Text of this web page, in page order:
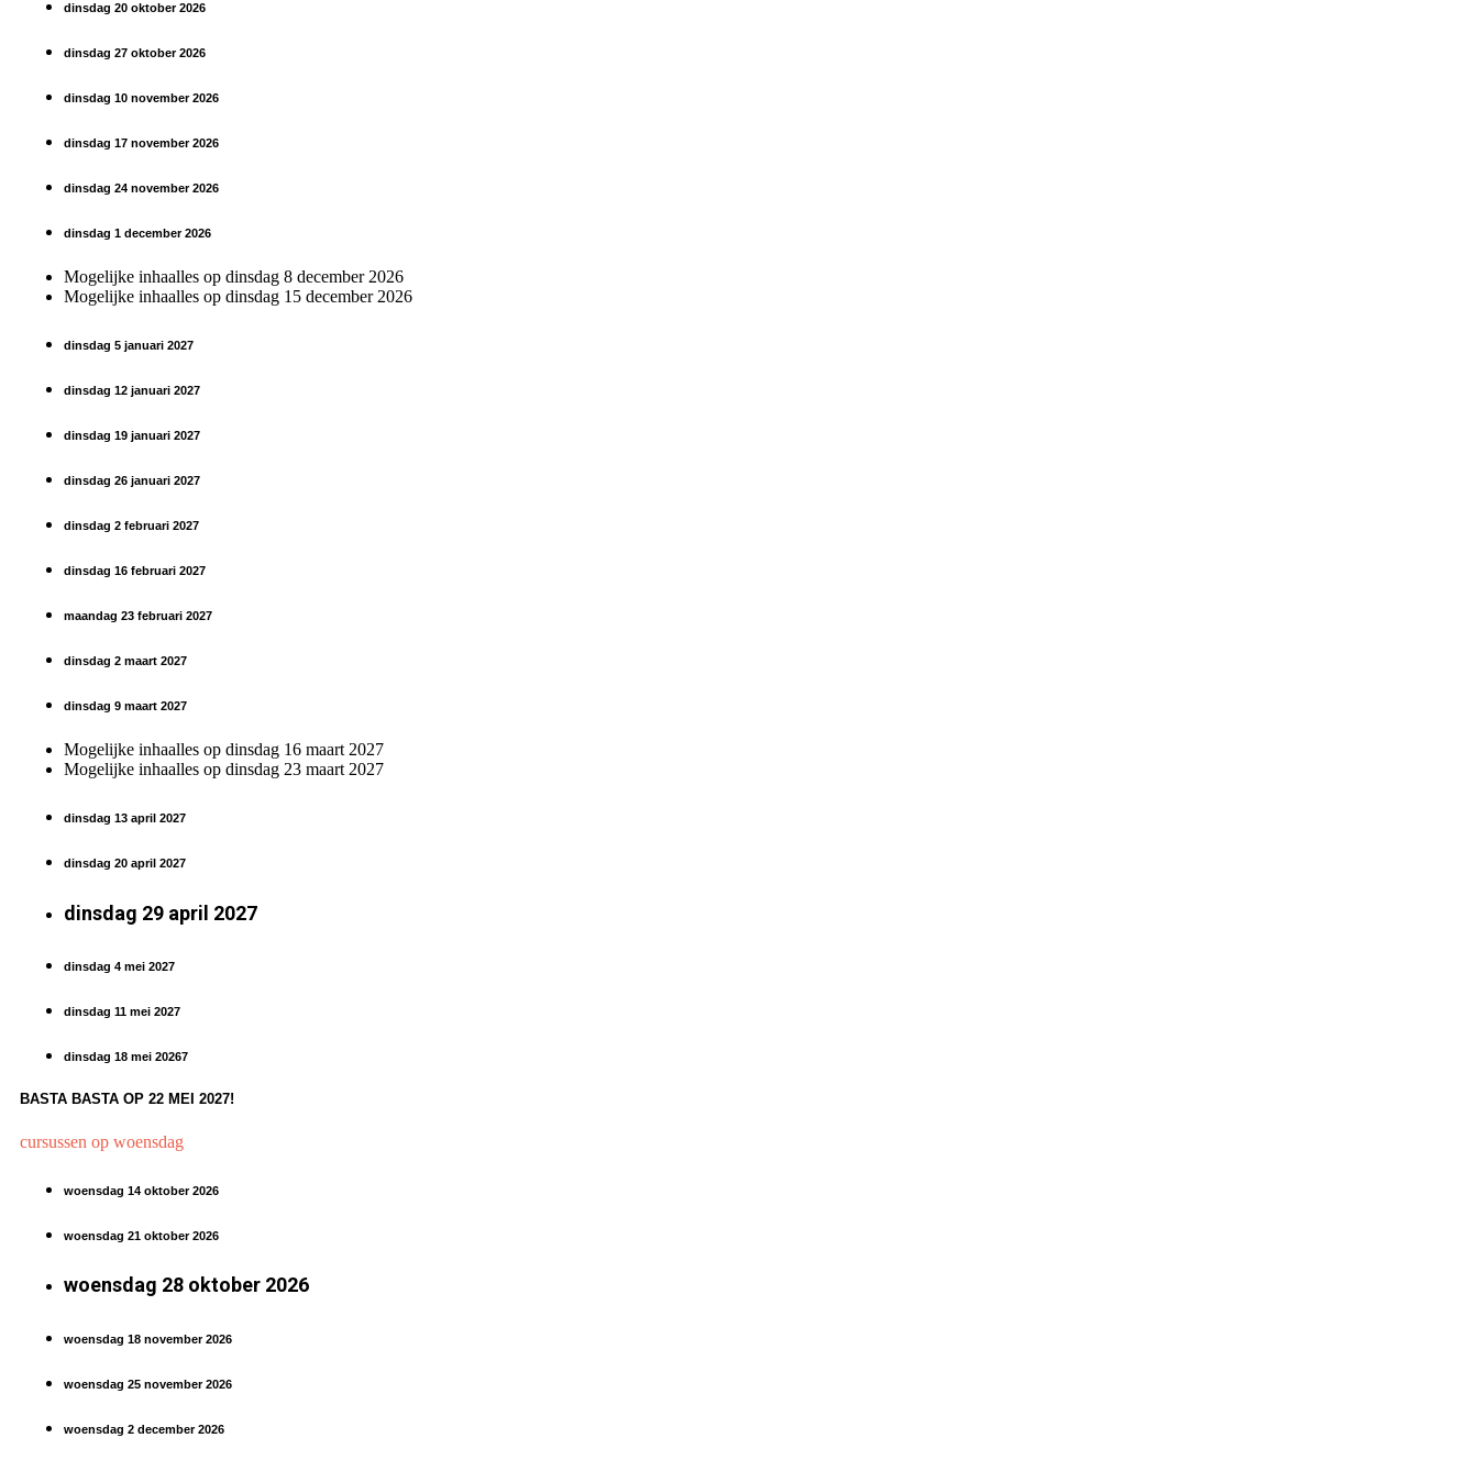
dinsdag 20 oktober 2026
dinsdag 27 oktober 2026
dinsdag 10 november 2026
dinsdag 17 november 2026
dinsdag 24 november 2026
dinsdag 1 december 2026
Mogelijke inhaalles op dinsdag 8 december 2026
Mogelijke inhaalles op dinsdag 15 december 2026
dinsdag 5 januari 2027
dinsdag 12 januari 2027
dinsdag 19 januari 2027
dinsdag 26 januari 2027
dinsdag 2 februari 2027
dinsdag 16 februari 2027
maandag 23 februari 2027
dinsdag 2 maart 2027
dinsdag 9 maart 2027
Mogelijke inhaalles op dinsdag 16 maart 2027
Mogelijke inhaalles op dinsdag 23 maart 2027
dinsdag 13 april 2027
dinsdag 20 april 2027
dinsdag 29 april 2027
dinsdag 4 mei 2027
dinsdag 11 mei 2027
dinsdag 18 mei 20267
BASTA BASTA OP 22 MEI 2027!
cursussen op woensdag
woensdag 14 oktober 2026
woensdag 21 oktober2026
woensdag 28 oktober 2026
woensdag 18 november2026
woensdag 25 november2026
woensdag 2 december2026